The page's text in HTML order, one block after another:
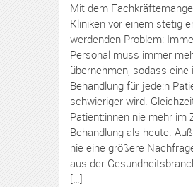
Mit dem
Kliniken vor einem stetig
werdenden Problem:
Personal muss immer
übernehmen, sodass eine
Behandlung für jede:n
schwieriger wird.
Patient:innen nie mehr im
Behandlung als heute.
nie eine größere
aus der
[…]